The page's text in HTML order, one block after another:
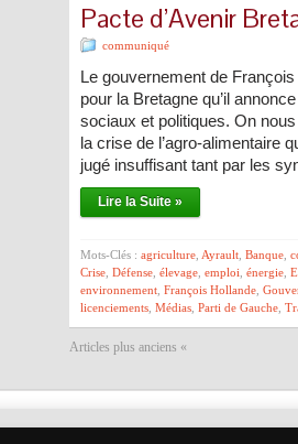
Pacte d’Avenir
communiqué
Le gouvernement de
pour la Bretagne qu’il
sociaux et politiques. On
la crise de l’agro-alimentaire
jugé insuffisant tant par les
Lire la Suite »
Mots-Clés : agriculture Ayrault Banque
Crise Défense élevage emploi énergie
environnement François Hollande
licenciements Médias Parti de Gauche
Articles plus anciens «